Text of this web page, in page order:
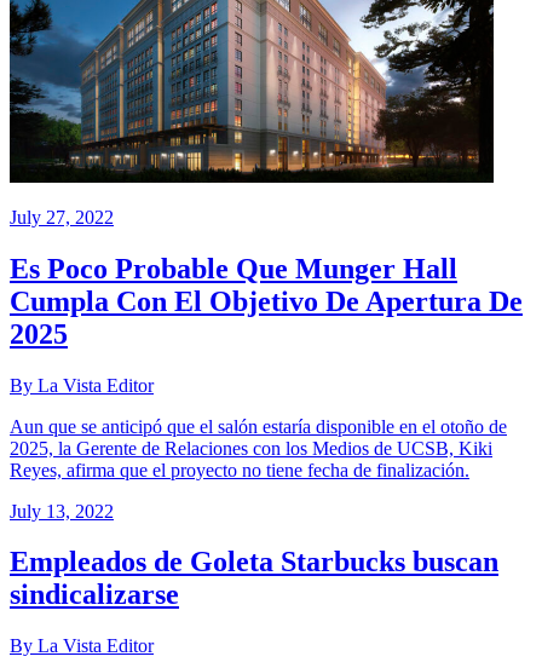
July 27, 2022
Es Poco Probable Que Munger Hall
Cumpla Con El Objetivo De Apertura De
2025
By La Vista Editor
Aun que se anticipó que el salón estaría disponible en el otoño de
2025, la Gerente de Relaciones con los Medios de UCSB, Kiki
Reyes, afirma que el proyecto no tiene fecha de finalización.
July 13, 2022
Empleados de Goleta Starbucks buscan
sindicalizarse
By La Vista Editor